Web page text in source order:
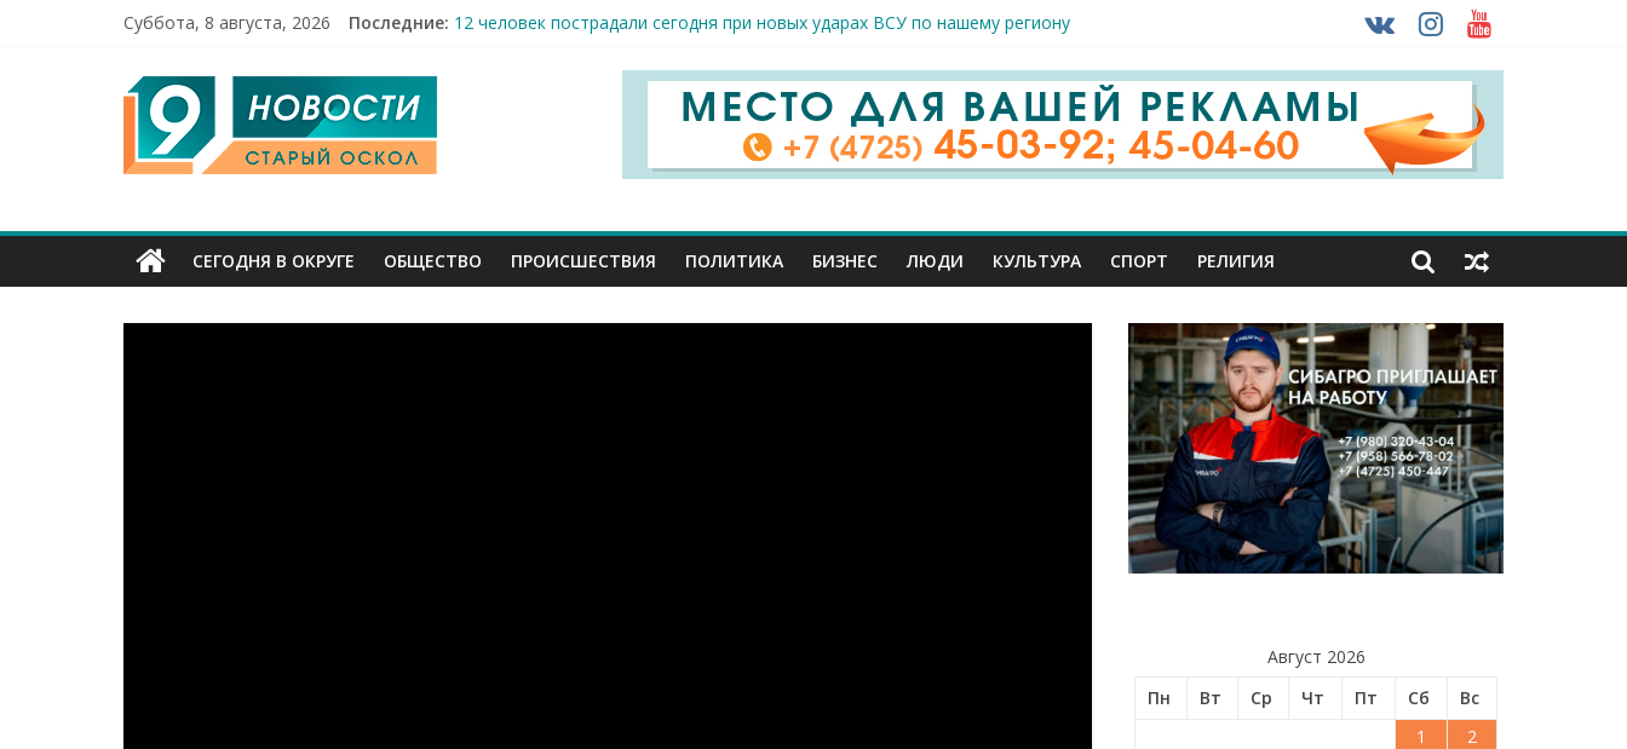
Суббота, 8 августа, 2026 Последние: 12 человек пострадали сегодня при новых ударах ВСУ по нашему региону
Строители принимают поздравления с профессиональным праздником
Праздник спорта и достижений: в Старом Осколе отметили День физкультурника
Бесплатная арт-мастерская открылась в Старом Осколе
9
Канал
Старый
Оскол
СЕГОДНЯ В ОКРУГЕ ОБЩЕСТВО ПРОИСШЕСТВИЯ ПОЛИТИКА БИЗНЕС ЛЮДИ КУЛЬТУРА СПОРТ РЕЛИГИЯ
Август 2026
Пн
Вт Ср Чт Пт Сб
Вс
1
2